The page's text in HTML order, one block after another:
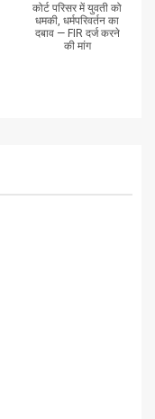
कोर्ट परिसर में युवती को
धमकी, धर्मपरिवर्तन का
दबाव — FIR दर्ज करने
की मांग